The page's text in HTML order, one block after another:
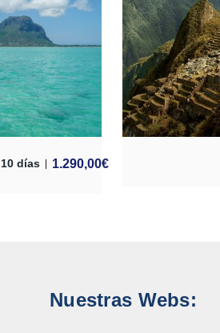
10 días 1.290,00€
Nuestras Webs: